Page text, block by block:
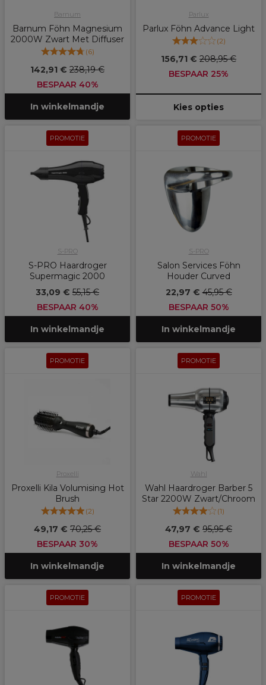
Barnum
Barnum Föhn Magnesium
2000W Zwart Met Diffuser
(6)
142,91 € 238,19 €
BESPAAR 40%
In winkelmandje
Parlux
Parlux Föhn Advance Light
(2)
156,71 € 208,95 €
BESPAAR 25%
Kies opties
PROMOTIE
S-PRO
S-PRO Haardroger
Supermagic 2000
33,09 € 55,15 €
BESPAAR 40%
In winkelmandje
PROMOTIE
S-PRO
Salon Services Föhn
Houder Curved
22,97 €45,95 €
BESPAAR 50%
In winkelmandje
PROMOTIE
Proxelli
Proxelli Kila Volumising Hot
Brush
(2)
49,17 € 70,25 €
BESPAAR 30%
In winkelmandje
PROMOTIE
Wahl
Wahl Haardroger Barber 5
Star 2200W Zwart/Chroom
(1)
47,97 € 95,95 €
BESPAAR 50%
In winkelmandje
PROMOTIE PROMOTIE